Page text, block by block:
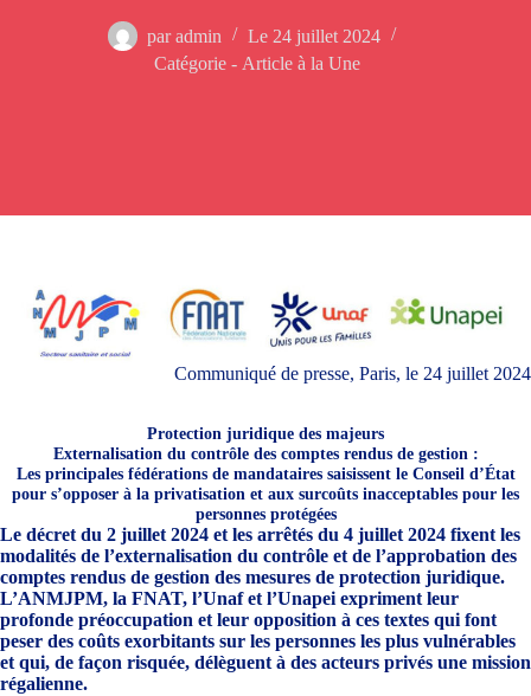
par admin Le 24 juillet 2024
Catégorie - Article à la Une
Communiqué de presse, Paris, le 24 juillet 2024
Protection juridique des majeurs
Externalisation du contrôle des comptes rendus de gestion :
Les principales fédérations de mandataires saisissent le Conseil d’État
pour s’opposer à la privatisation et aux surcoûts inacceptables pour les
personnes protégées
Le décret du 2 juillet 2024 et les arrêtés du 4 juillet 2024 fixent les
modalités de l’externalisation du contrôle et de l’approbation des
comptes rendus de gestion des mesures de protection juridique.
L’ANMJPM, la FNAT, l’Unaf et l’Unapei expriment leur
profonde préoccupation et leur opposition à ces textes qui font
peser des coûts exorbitants sur les personnes les plus vulnérables
et qui, de façon risquée, délèguent à des acteurs privés une mission
régalienne.